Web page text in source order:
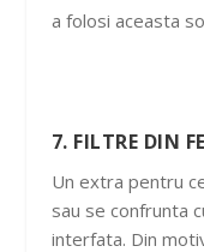
a folosi aceasta
7. FILTRE DIN
Un extra pentru
sau se confrunta
interfata. Din